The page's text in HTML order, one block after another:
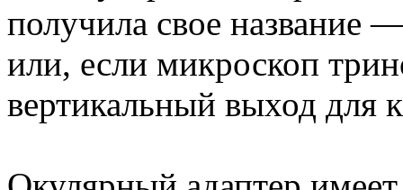
получила свое название
или, если микроскоп
вертикальный выход для